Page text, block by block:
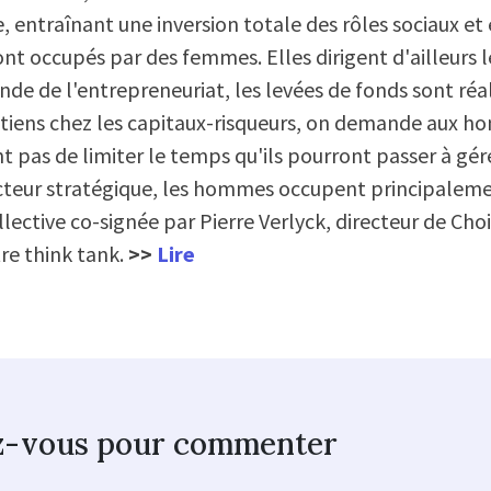
une inversion totale des rôles sociaux et
occupés par des femmes. Elles dirigent d'ailleurs
de l'entrepreneuriat, les levées de fonds sont
chez les capitaux-risqueurs, on demande aux
pas de limiter le temps qu'ils pourront passer à
stratégique, les hommes occupent
co-signée par Pierre Verlyck, directeur de
think tank. >> Lire
vous pour commenter